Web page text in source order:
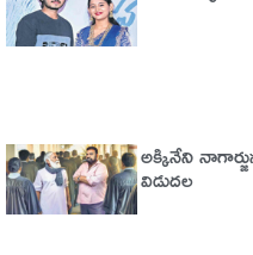
అక్కినేని
విడుదల